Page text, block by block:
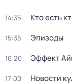
14:35 Кто есть
15:35 Эпизоды
16:20 Эффект
17:00 Новости